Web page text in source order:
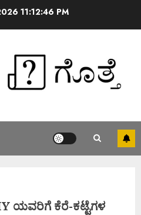
11:12:46 PM
ಯವರಿಗೆ ಕೆರೆ-ಕಟ್ಟೆಗಳ